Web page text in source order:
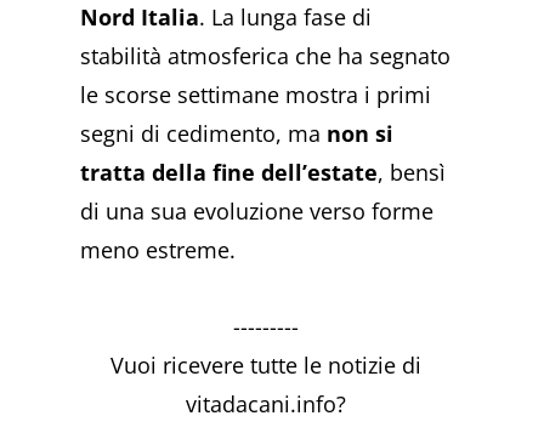
Nord Italia. La lunga fase di
stabilità atmosferica che ha segnato
le scorse settimane mostra i primi
segni di cedimento, ma non si
tratta della fine dell’estate, bensì
di una sua evoluzione verso forme
meno estreme.
---------
Vuoi ricevere tutte le notizie di
vitadacani.info?